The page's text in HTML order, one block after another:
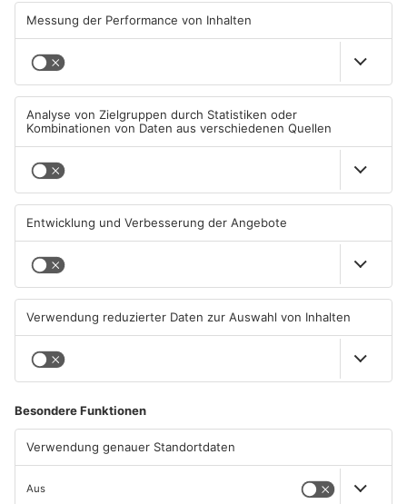
Gute Nachrichten für Pendler
im Main-Kinzig-Kreis und in
KINZIG-KREIS
Wächtersbacher
Schwimmbad bleibt heute
KINZIG-KREIS